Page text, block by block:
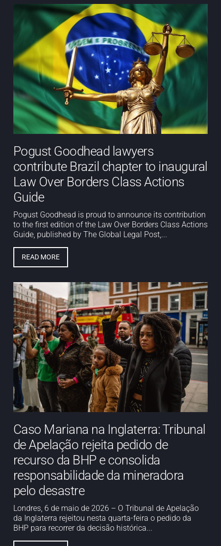
Pogust Goodhead lawyers
contribute Brazil chapter to inaugural
Law Over Borders Class Actions
Guide
Pogust Goodhead is proud to announce its contribution
to the first edition of the Law Over Borders Class Actions
Guide, published by The Global Legal Post,...
READ MORE
Caso Mariana na Inglaterra: Tribunal
de Apelação rejeita pedido de
recurso da BHP e consolida
responsabilidade da mineradora
pelo desastre
Londres, 6 de maio de 2026 – O Tribunal de Apelação
da Inglaterra rejeitou nesta quarta-feira o pedido da
BHP para recorrer da decisão histórica...